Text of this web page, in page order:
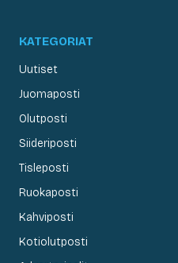
KATEGORIAT
Uutiset
Juomaposti
Olutposti
Siideriposti
Tisleposti
Ruokaposti
Kahviposti
Kotiolutposti